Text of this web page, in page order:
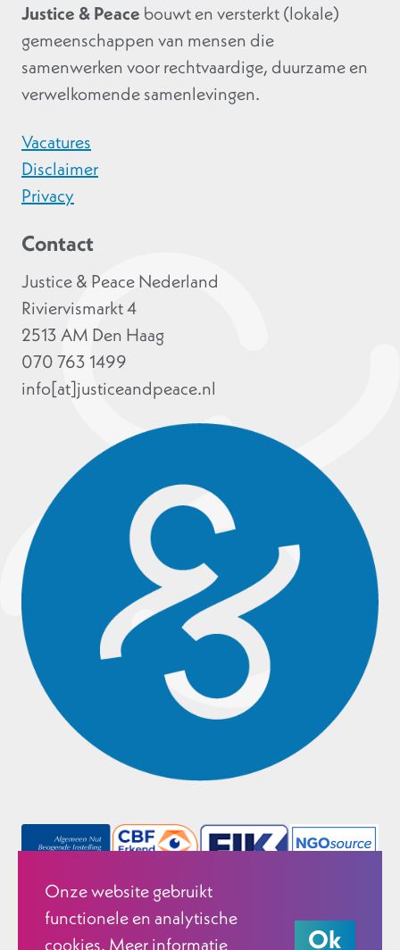
Onze website gebruikt
functionele en analytische
cookies. Meer informatie
Ok
Justice & Peace bouwt en versterkt (lokale)
gemeenschappen van mensen die
samenwerken voor rechtvaardige, duurzame en
verwelkomende samenlevingen.
Vacatures
Disclaimer
Privacy
Contact
Justice & Peace Nederland
Riviervismarkt 4
2513 AM Den Haag
070 763 1499
info[at]justiceandpeace.nl